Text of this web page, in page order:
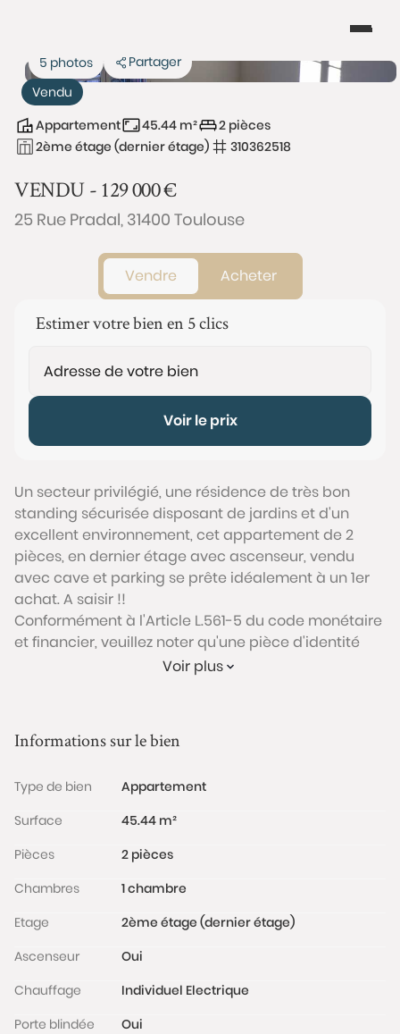
Vendu
5 photos Partager
Appartement 45.44 m²
2 pièces
2ème étage (dernier étage)
310362518
VENDU -129 000€
25 Rue Pradal, 31400 Toulouse
Vendre Acheter
Estimer votre bien en 5 clics
Voir le prix
Un secteur privilégié, une résidence de très bon
standing sécurisée disposant de jardins et d'un
excellent environnement, cet appartement de 2
pièces, en dernier étage avec ascenseur, vendu
avec cave et parking se prête idéalement à un 1er
achat. A saisir !!
Conformément à l'Article L.561-5 du code monétaire
et financier, veuillez noter qu'une pièce d'identité
sera exigée pour tous les visiteurs majeurs avant
exposé sont disponibles sur le site Géorisques :
Voir plus
Informations sur le bien
Type de bien
Appartement
Surface
45.44 m²
Pièces
2 pièces
Chambres
1 chambre
Etage
2ème étage (dernier étage)
Ascenseur
Oui
Chauffage
Individuel Electrique
Porte blindée
Oui